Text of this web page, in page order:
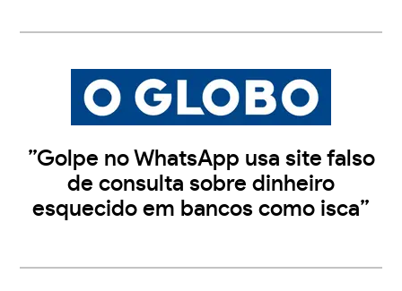
”Golpe no WhatsApp usa site falso
de consulta sobre dinheiro
esquecido em bancos como isca”